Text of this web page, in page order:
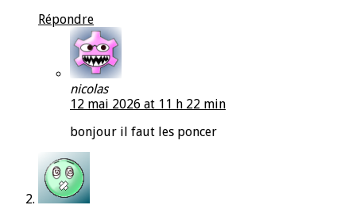
Répondre
nicolas
12 mai 2026 at 11 h 22 min
bonjour il faut les poncer